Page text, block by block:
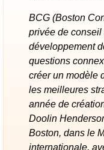
BCG (Boston
privée de
développement
questions
créer un modèle
les meilleures
année de
Doolin
Boston, dans le
internationale,